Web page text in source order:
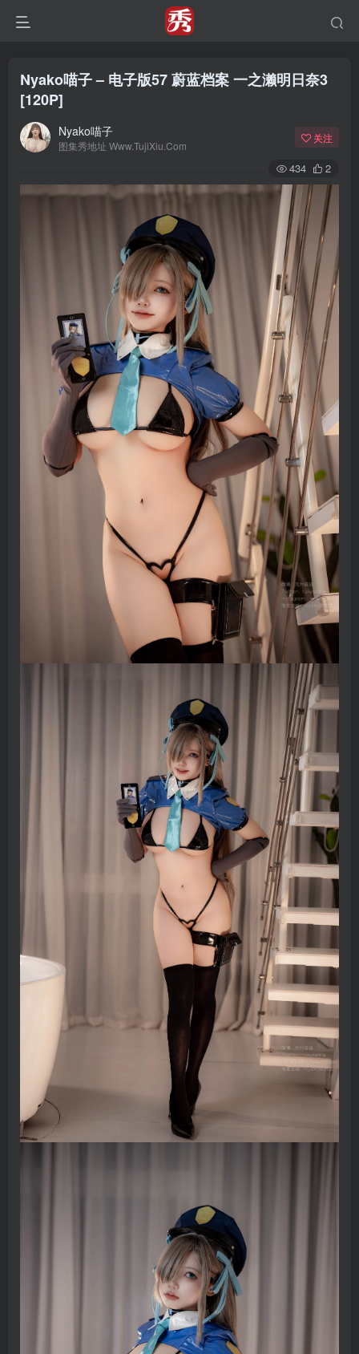
Nyako喵子 – 电子版57 蔚蓝档案 一之濑明日奈3
[120P]
Nyako喵子
图集秀地址 Www.TujiXiu.Com
关注
434 2